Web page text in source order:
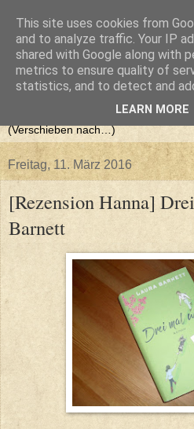
Freitag, 11. März 2016
[Rezension Hanna]
Barnett
This site uses cookies from
and to analyze traffic. Your IP
shared with Google along with
metrics to ensure quality of
statistics, and to detect and
LEARN MORE